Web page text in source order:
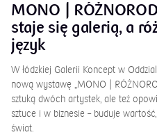
MONO |
staje się galerią, a
język
W łódzkiej Galerii Koncept w
nową wystawę „MONO |
sztuką dwóch artystek, ale też
sztuce i w biznesie – buduje
świat.